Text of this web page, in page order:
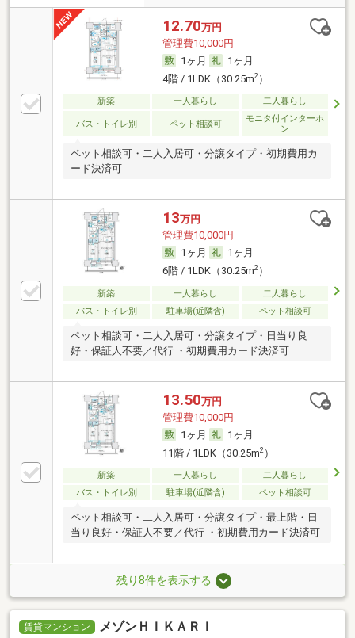
12.70万円
管理費10,000円
1ヶ月
1ヶ月
4階 / 1LDK（30.25m2）
新築 一人暮らし 二人暮らし
バス・トイレ別 ペット相談可
モニタ付インターホ
ン
ペット相談可・二人入居可・分譲タイプ・初期費用カ
ード決済可
13万円
管理費10,000円
1ヶ月
1ヶ月
6階 / 1LDK（30.25m2）
新築 一人暮らし
二人暮らし
バス・トイレ別
駐車場(近隣含) ペット相談可
ペット相談可・二人入居可・分譲タイプ・日当り良
好・保証人不要／代行 ・初期費用カード決済可
13.50万円
管理費10,000円
1ヶ月
1ヶ月
11階 / 1LDK（30.25m2）
新築 一人暮らし
二人暮らし
バス・トイレ別
駐車場(近隣含) ペット相談可
ペット相談可・二人入居可・分譲タイプ・最上階・日
当り良好・保証人不要／代行 ・初期費用カード決済可
残り8件を表示する
賃貸マンション メゾンＨＩＫＡＲＩ